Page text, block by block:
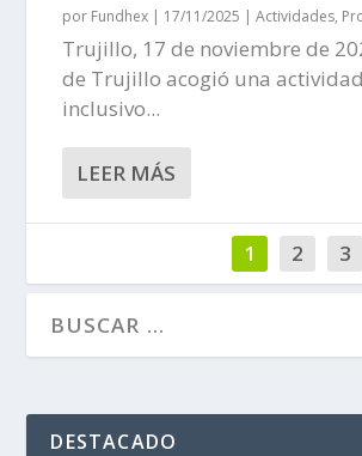
por Fundhex | 17/11/2025 |Actividades,
Trujillo, 17 de noviembre de
de Trujillo acogió una
inclusivo...
LEER MÁS
1 2 3
DESTACADO